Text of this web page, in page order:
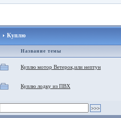
Куплю
Название темы
Куплю мотор Ветерок,или нептун
Куплю лодку из ПВХ